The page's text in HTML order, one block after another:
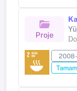
Proje
2008-